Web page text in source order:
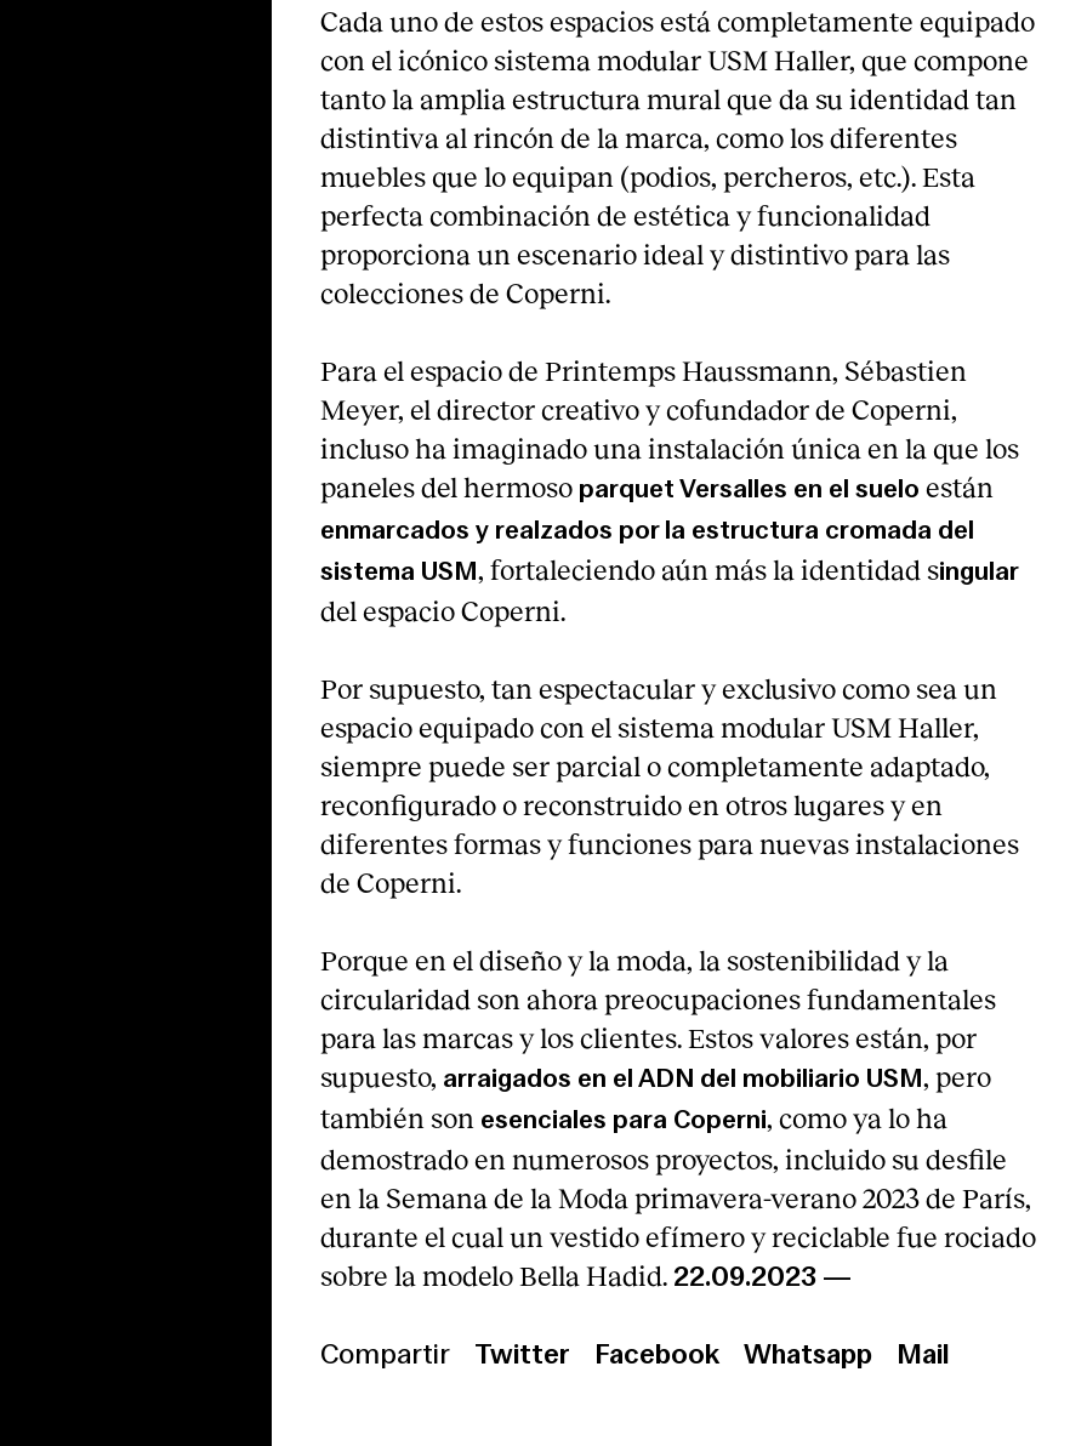
Cada uno de estos espacios está completamente equipado
con el icónico sistema modular USM Haller, que compone
tanto la amplia estructura mural que da su identidad tan
distintiva al rincón de la marca, como los diferentes
muebles que lo equipan (podios, percheros, etc.). Esta
perfecta combinación de estética y funcionalidad
proporciona un escenario ideal y distintivo para las
colecciones de Coperni.
Para el espacio de Printemps Haussmann, Sébastien
Meyer, el director creativo y cofundador de Coperni,
incluso ha imaginado una instalación única en la que los
paneles del hermoso parquet Versalles en el suelo están
enmarcados y realzados por la estructura cromada del
sistema USM , fortaleciendo aún más la identidad singular
del espacio Coperni.
Por supuesto, tan espectacular y exclusivo como sea un
espacio equipado con el sistema modular USM Haller,
siempre puede ser parcial o completamente adaptado,
reconfigurado o reconstruido en otros lugares y en
diferentes formas y funciones para nuevas instalaciones
de Coperni.
Porque en el diseño y la moda, la sostenibilidad y la
circularidad son ahora preocupaciones fundamentales
para las marcas y los clientes. Estos valores están, por
supuesto, arraigados en el ADN del mobiliario USM , pero
también son esenciales para Coperni, como ya lo ha
demostrado en numerosos proyectos, incluido su desfile
en la Semana de la Moda primavera-verano 2023 de París,
durante el cual un vestido efímero y reciclable fue rociado
sobre la modelo Bella Hadid. 22.09.2023 —
Compartir Twitter Facebook Whatsapp Mail